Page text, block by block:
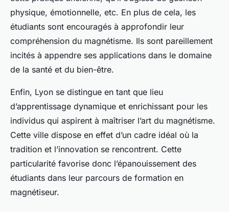
physique, émotionnelle, etc. En plus de cela, les
étudiants sont encouragés à approfondir leur
compréhension du magnétisme. Ils sont pareillement
incités à appendre ses applications dans le domaine
de la santé et du bien-être.
Enfin, Lyon se distingue en tant que lieu
d’apprentissage dynamique et enrichissant pour les
individus qui aspirent à maîtriser l’art du magnétisme.
Cette ville dispose en effet d’un cadre idéal où la
tradition et l’innovation se rencontrent. Cette
particularité favorise donc l’épanouissement des
étudiants dans leur parcours de formation en
magnétiseur.